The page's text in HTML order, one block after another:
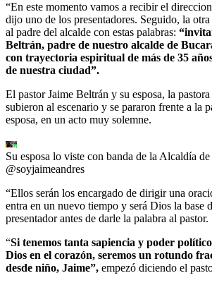
“En este momento vamos a recibir el
dijo uno de los presentadores. Seguido, la
al padre del alcalde con estas palabras:
Beltrán, padre de nuestro alcalde de
con trayectoria espiritual de más de 35
de nuestra ciudad”.
El pastor Jaime Beltrán y su esposa, la
subieron al escenario y se pararon frente a la
esposa, en un acto muy solemne.
Su esposa lo viste con banda de la Alcaldía
@soyjaimeandres
“Ellos serán los encargado de dirigir una
entra en un nuevo tiempo y será Dios la base
presentador antes de darle la palabra al pastor.
“Si tenemos tanta sapiencia y poder
Dios en el corazón, seremos un rotundo
desde niño, Jaime”, empezó diciendo el